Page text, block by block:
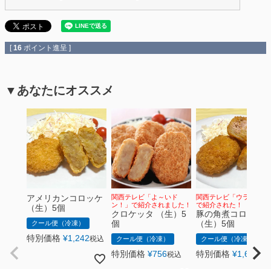
[ 16 ポイント進呈 ]
▼あなたにオススメ
アメリカンコロッケ
（生）5個
クール便（冷凍）
特別価格 ¥1,242税込
関西テレビ「よ～いド
ン！」で紹介されました！
クロケッタ （生）5
個
クール便（冷凍）
特別価格 ¥756税込
関西テレビ「ウラマヨ！
で紹介された！
豚の角煮コロッケ
（生）5個
クール便（冷凍）
特別価格 ¥1,620税